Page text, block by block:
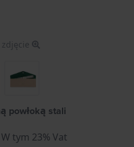
zdjęcie
powłoką stali
W tym 23% Vat